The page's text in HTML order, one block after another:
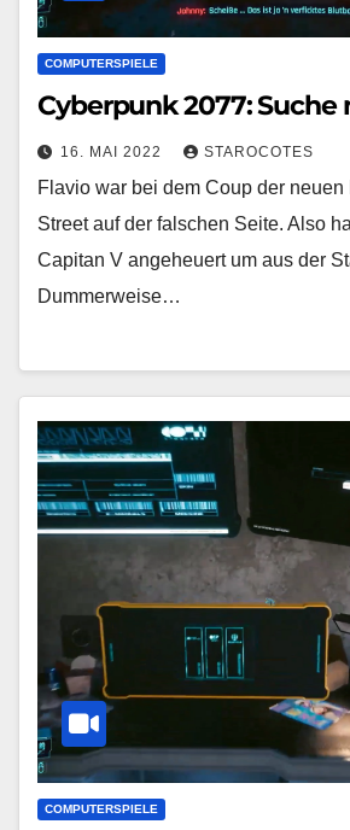
COMPUTERSPIELE
Cyberpunk 2077: Suche
16. MAI 2022 STAROCOTES
Flavio war bei dem Coup der neuen
Street auf der falschen Seite. Also
Capitan V angeheuert um aus der
Dummerweise…
COMPUTERSPIELE